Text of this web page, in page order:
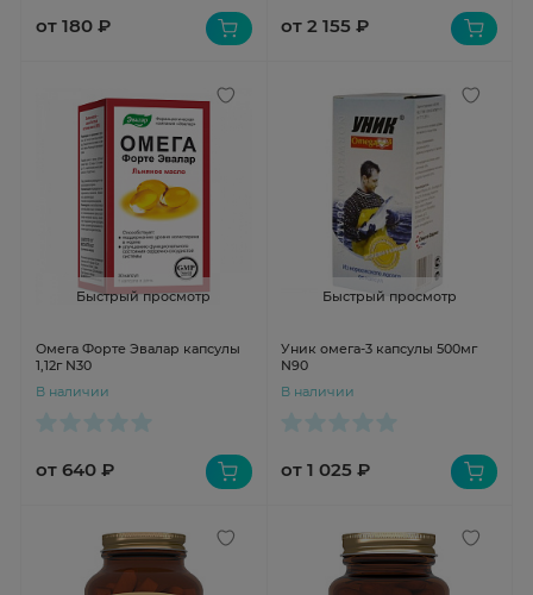
от 180 ₽ от 2 155 ₽
Быстрый просмотр
Омега Форте Эвалар капсулы
1,12г N30
В наличии
от 640 ₽
Быстрый просмотр
Уник омега-3 капсулы 500мг
N90
В наличии
от 1 025 ₽